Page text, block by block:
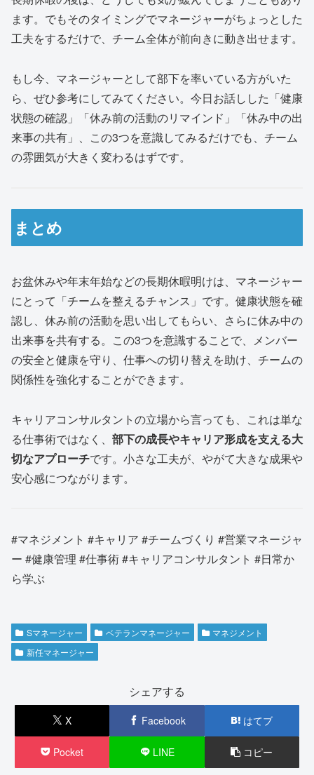
ます。でもそのタイミングでマネージャーがちょっとした
工夫をするだけで、チーム全体が前向きに動き出せます。
もし今、マネージャーとして部下を率いている方がいた
ら、ぜひ参考にしてみてください。今日お話しした「健康
状態の確認」「休み前の活動のリマインド」「休み中の出
来事の共有」、この3つを意識してみるだけでも、チーム
の雰囲気が大きく変わるはずです。
まとめ
お盆休みや年末年始などの長期休暇明けは、マネージャー
にとって「チームを整えるチャンス」です。健康状態を確
認し、休み前の活動を思い出してもらい、さらに休み中の
出来事を共有する。この3つを意識することで、メンバー
の安全と健康を守り、仕事への切り替えを助け、チームの
関係性を強化することができます。
キャリアコンサルタントの立場から言っても、これは単な
る仕事術ではなく、 部下の成長やキャリア形成を支える大
切なアプローチです。小さな工夫が、やがて大きな成果や
安心感につながります。
#マネジメント #キャリア #チームづくり #営業マネージャ
ー #健康管理 #仕事術 #キャリアコンサルタント #日常か
ら学ぶ
Sマネージャー ベテランマネージャー
マネジメント
新任マネージャー
シェアする
X Facebook はてブ
Pocket LINE コピー